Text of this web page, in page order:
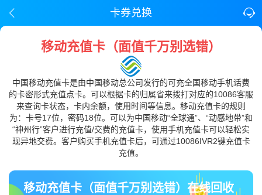
卡券兑换
移动充值卡（面值千万别选错）
中国移动充值卡是由中国移动总公司发行的可充全国移动手机话费
的卡密形式充值点卡。可以根据卡的归属省来拨打对应的10086客服
来查询卡状态，卡内余额，使用时间等信息。移动充值卡的规则
为：卡号17位，密码18位。可以为中国移动“全球通”、“动感地带”和
“神州行”客户进行充值/交费的充值卡，使用手机充值卡可以轻松实
现异地交费。客户购买手机充值卡后，可通过10086IVR2键充值卡
充值。
移动充值卡（面值千万别选错）在线回收